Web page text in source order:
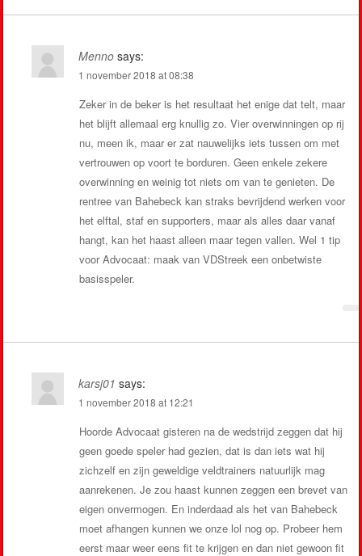
Menno says:
1 november 2018 at 08:38
Zeker in de beker is het resultaat het enige dat telt, maar
het blijft allemaal erg knullig zo. Vier overwinningen op rij
nu, meen ik, maar er zat nauwelijks iets tussen om met
vertrouwen op voort te borduren. Geen enkele zekere
overwinning en weinig tot niets om van te genieten. De
rentree van Bahebeck kan straks bevrijdend werken voor
het elftal, staf en supporters, maar als alles daar vanaf
hangt, kan het haast alleen maar tegen vallen. Wel 1 tip
voor Advocaat: maak van VDStreek een onbetwiste
basisspeler.
karsj01 says:
1 november 2018 at 12:21
Hoorde Advocaat gisteren na de wedstrijd zeggen dat hij
geen goede speler had gezien, dat is dan iets wat hij
zichzelf en zijn geweldige veldtrainers natuurlijk mag
aanrekenen. Je zou haast kunnen zeggen een brevet van
eigen onvermogen. En inderdaad als het van Bahebeck
moet afhangen kunnen we onze lol nog op. Probeer hem
eerst maar weer eens fit te krijgen en dan niet gewoon fit